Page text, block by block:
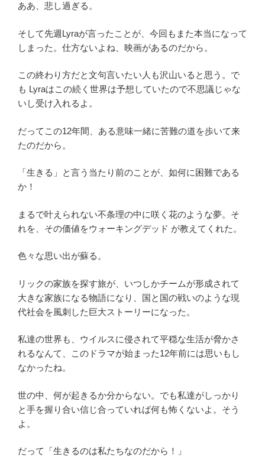
ああ、悲し過ぎる。
そして先週Lyraが言ったことが、今回もまた本当になって
しまった。仕方ないよね、映画があるのだから。
この終わり方だと文句言いたい人も沢山いると思う。で
も Lyraはこの続く世界は予想していたので不思議じゃな
いし受け入れるよ。
だってこの12年間、ある意味一緒に苦難の道を歩いて来
たのだから。
「生きる」と言う当たり前のことが、如何に困難である
か！
まるで叶えられない不条理の中に咲く花のような夢。そ
れを、その価値をウォーキングデッド が教えてくれた。
色々な思い出が蘇る。
リックの家族を探す旅が、いつしかチームが形成されて
大きな家族になる物語になり、国と国の戦いのような現
代社会を風刺した巨大ストーリーになった。
私達の世界も、ウイルスに侵されて平穏な生活が脅かさ
れるなんて、このドラマが始まった12年前には思いもし
なかったね。
世の中、何が起きるか分からない。でも私達がしっかり
と手を握り合い信じ合っていれば何も怖くないよ。そう
よ。
だって「生きるのは私たちなのだから！」